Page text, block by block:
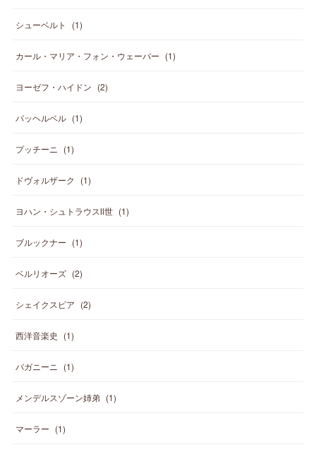
シューベルト (1)
カール・マリア・フォン・ウェーバー (1)
ヨーゼフ・ハイドン (2)
パッヘルベル (1)
プッチーニ (1)
ドヴォルザーク (1)
ヨハン・シュトラウスⅡ世 (1)
ブルックナー (1)
ベルリオーズ (2)
シェイクスピア (2)
西洋音楽史 (1)
パガニーニ (1)
メンデルスゾーン姉弟 (1)
マーラー (1)